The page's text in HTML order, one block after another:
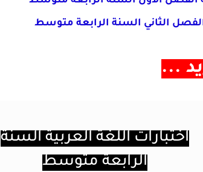
الرابعة متوسط
اختبارات اللغة العربية السنة
الرابعة متوسط